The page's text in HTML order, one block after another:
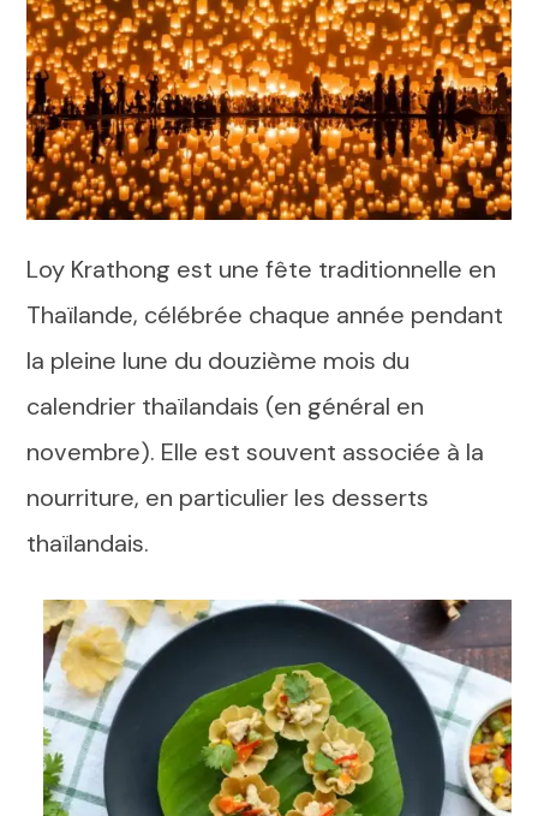
Loy Krathong est une fête traditionnelle en
Thaïlande, célébrée chaque année pendant
la pleine lune du douzième mois du
calendrier thaïlandais (en général en
novembre). Elle est souvent associée à la
nourriture, en particulier les desserts
thaïlandais.